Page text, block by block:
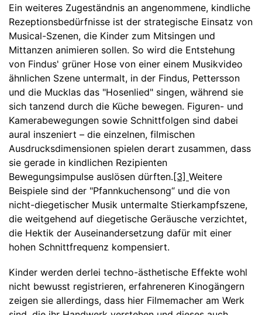
Ein weiteres Zugeständnis an angenommene, kindliche
Rezeptionsbedürfnisse ist der strategische Einsatz von
Musical-Szenen, die Kinder zum Mitsingen und
Mittanzen animieren sollen. So wird die Entstehung
von Findus' grüner Hose von einer einem Musikvideo
ähnlichen Szene untermalt, in der Findus, Pettersson
und die Mucklas das "Hosenlied" singen, während sie
sich tanzend durch die Küche bewegen. Figuren- und
Kamerabewegungen sowie Schnittfolgen sind dabei
aural inszeniert – die einzelnen, filmischen
Ausdrucksdimensionen spielen derart zusammen, dass
sie gerade in kindlichen Rezipienten
Bewegungsimpulse auslösen dürften.[3] Weitere
Beispiele sind der "Pfannkuchensong“ und die von
nicht-diegetischer Musik untermalte Stierkampfszene,
die weitgehend auf diegetische Geräusche verzichtet,
die Hektik der Auseinandersetzung dafür mit einer
hohen Schnittfrequenz kompensiert.
Kinder werden derlei techno-ästhetische Effekte wohl
nicht bewusst registrieren, erfahreneren Kinogängern
zeigen sie allerdings, dass hier Filmemacher am Werk